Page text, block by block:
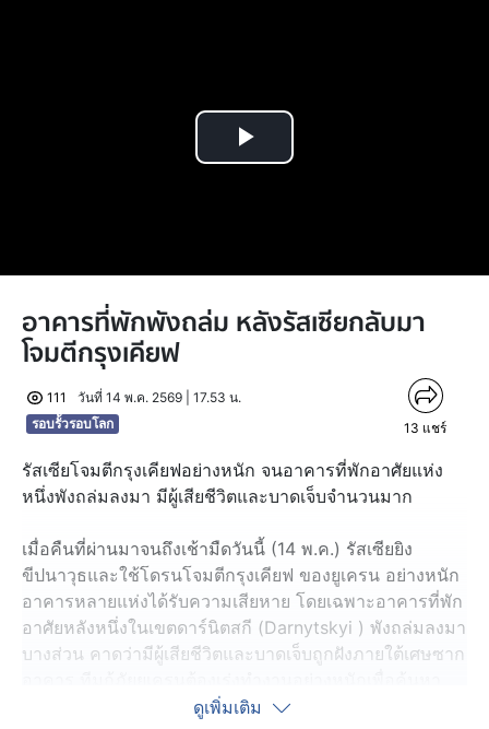
Play
อาคารที่พักพังถล่ม หลังรัสเซียกลับมา
โจมตีกรุงเคียฟ
111
วันที่ 14 พ.ค. 2569 | 17.53 น.
รอบรั้วรอบโลก
13 แชร์
รัสเซียโจมตีกรุงเคียฟอย่างหนัก จนอาคารที่พักอาศัยแห่ง
หนึ่งพังถล่มลงมา มีผู้เสียชีวิตและบาดเจ็บจำนวนมาก
เมื่อคืนที่ผ่านมาจนถึงเช้ามืดวันนี้ (14 พ.ค.) รัสเซียยิง
ขีปนาวุธและใช้โดรนโจมตีกรุงเคียฟ ของยูเครน อย่างหนัก
อาคารหลายแห่งได้รับความเสียหาย โดยเฉพาะอาคารที่พัก
อาศัยหลังหนึ่งในเขตดาร์นิตสกี (Darnytskyi ) พังถล่มลงมา
บางส่วน คาดว่ามีผู้เสียชีวิตและบาดเจ็บถูกฝังภายใต้เศษซาก
และให้ความช่วยเหลือผู้ที่อาศัยในอาคารดังกล่าว ล่าสุด พบ
ดูเพิ่มเติม